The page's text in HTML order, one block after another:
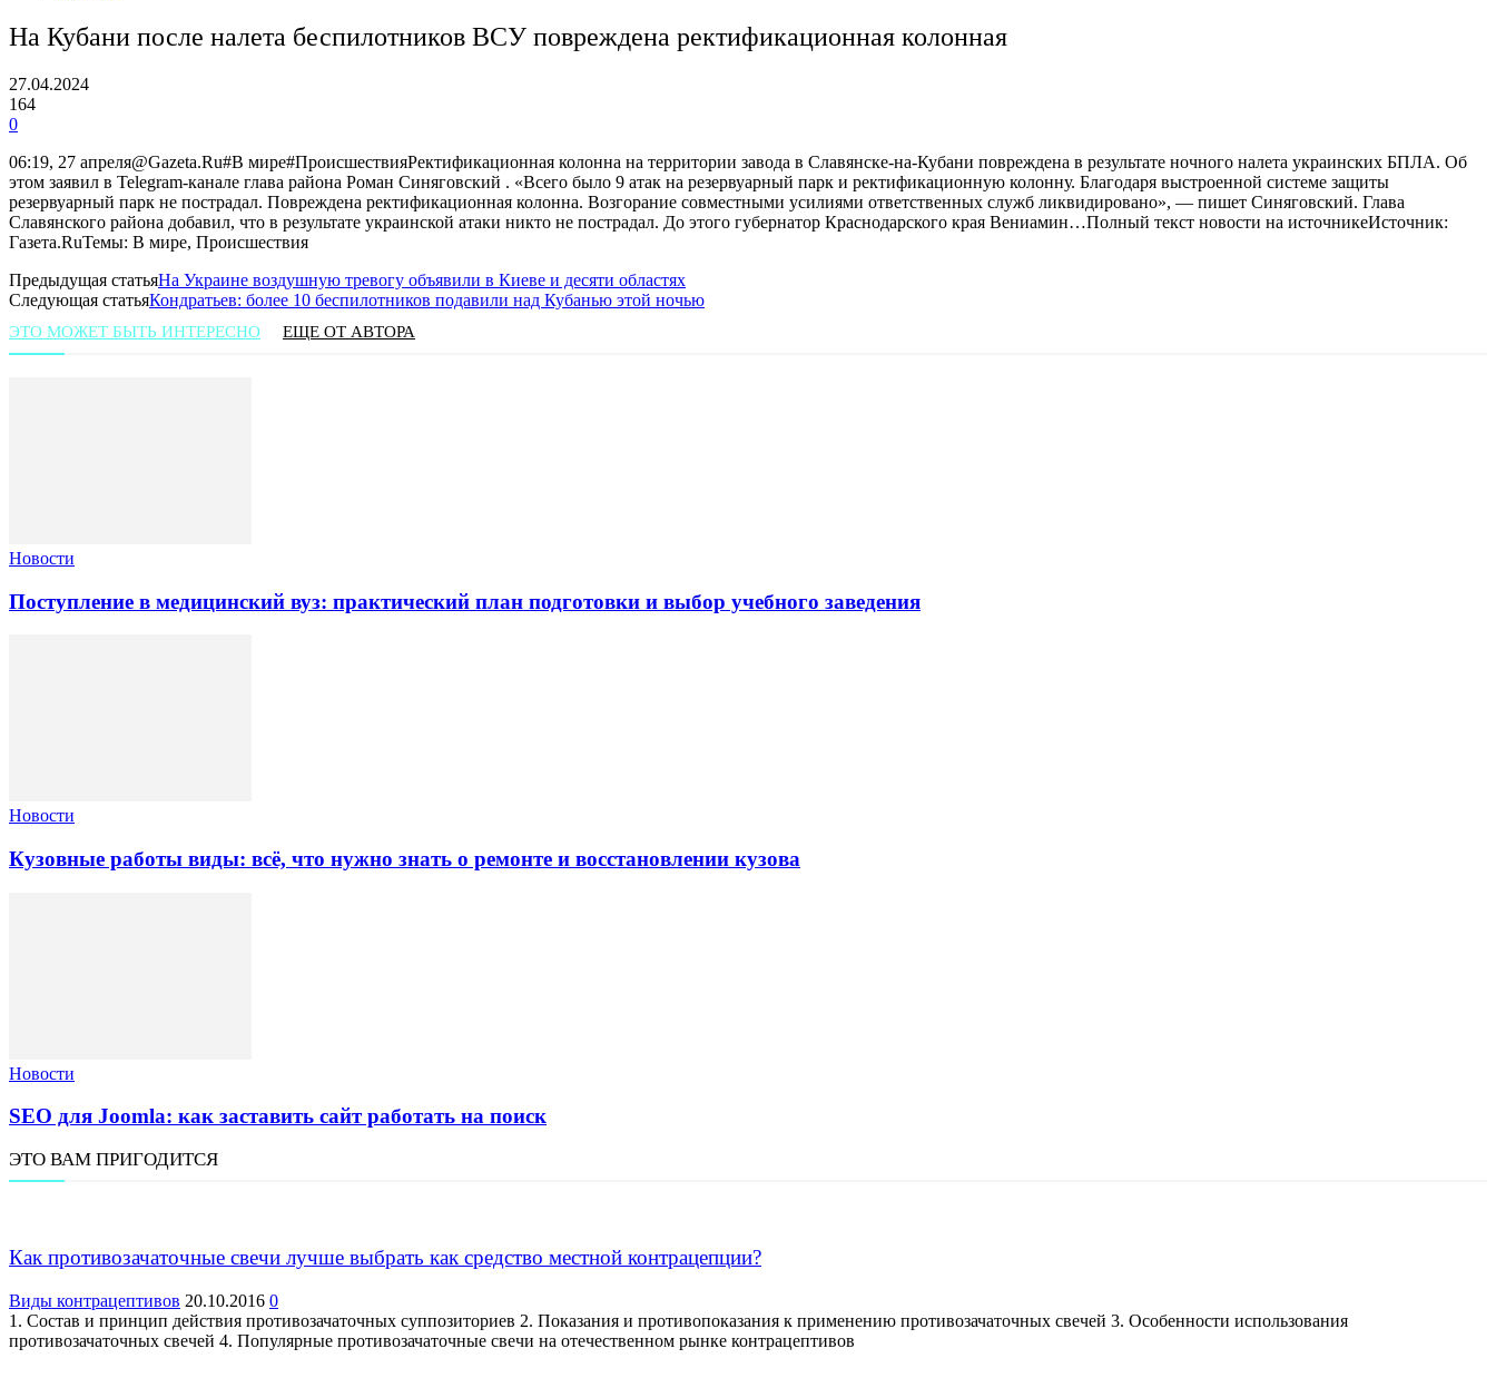
На Кубани после налета беспилотников ВСУ повреждена ректификационная колонная
27.04.2024
164
0
06:19, 27 апреля@Gazeta.Ru#В мире#ПроисшествияРектификационная колонна на территории завода в Славянске-на-Кубани повреждена в результате ночного налета украинских БПЛА. Об
этом заявил в Telegram-канале глава района Роман Синяговский . «Всего было 9 атак на резервуарный парк и ректификационную колонну. Благодаря выстроенной системе защиты
резервуарный парк не пострадал. Повреждена ректификационная колонна. Возгорание совместными усилиями ответственных служб ликвидировано», — пишет Синяговский. Глава
Славянского района добавил, что в результате украинской атаки никто не пострадал. До этого губернатор Краснодарского края Вениамин…Полный текст новости на источникеИсточник:
Газета.RuТемы: В мире, Происшествия
Предыдущая статьяНа Украине воздушную тревогу объявили в Киеве и десяти областях
Следующая статьяКондратьев: более 10 беспилотников подавили над Кубанью этой ночью
ЭТО МОЖЕТ БЫТЬ ИНТЕРЕСНО ЕЩЕ ОТ АВТОРА
Новости
Поступление в медицинский вуз: практический план подготовки и выбор учебного заведения
Новости
Кузовные работы виды: всё, что нужно знать о ремонте и восстановлении кузова
Новости
SEO для Joomla: как заставить сайт работать на поиск
ЭТО ВАМ ПРИГОДИТСЯ
Как противозачаточные свечи лучше выбрать как средство местной контрацепции?
Виды контрацептивов 20.10.2016 0
1. Состав и принцип действия противозачаточных суппозиториев 2. Показания и противопоказания к применению противозачаточных свечей 3. Особенности использования
противозачаточных свечей 4. Популярные противозачаточные свечи на отечественном рынке контрацептивов